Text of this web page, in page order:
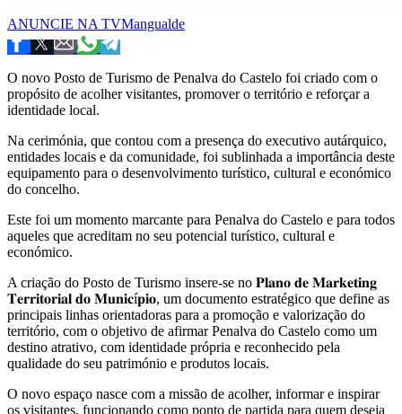
ANUNCIE NA TVMangualde
O novo Posto de Turismo de Penalva do Castelo foi criado com o
propósito de acolher visitantes, promover o território e reforçar a
identidade local.
Na cerimónia, que contou com a presença do executivo autárquico,
entidades locais e da comunidade, foi sublinhada a importância deste
equipamento para o desenvolvimento turístico, cultural e económico
do concelho.
Este foi um momento marcante para Penalva do Castelo e para todos
aqueles que acreditam no seu potencial turístico, cultural e
económico.
A criação do Posto de Turismo insere-se no 𝐏𝐥𝐚𝐧𝐨 𝐝𝐞 𝐌𝐚𝐫𝐤𝐞𝐭𝐢𝐧𝐠
𝐓𝐞𝐫𝐫𝐢𝐭𝐨𝐫𝐢𝐚𝐥 𝐝𝐨 𝐌𝐮𝐧𝐢𝐜í𝐩𝐢𝐨, um documento estratégico que define as
principais linhas orientadoras para a promoção e valorização do
território, com o objetivo de afirmar Penalva do Castelo como um
destino atrativo, com identidade própria e reconhecido pela
qualidade do seu património e produtos locais.
O novo espaço nasce com a missão de acolher, informar e inspirar
os visitantes, funcionando como ponto de partida para quem deseja